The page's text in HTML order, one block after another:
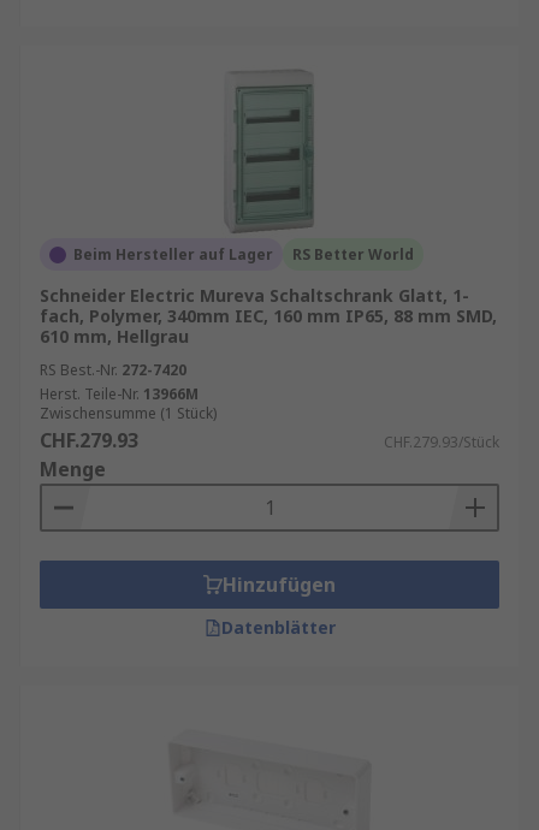
Beim Hersteller auf Lager RS Better World
Schneider Electric Mureva Schaltschrank Glatt, 1-
fach, Polymer, 340mm IEC, 160 mm IP65, 88 mm SMD,
610 mm, Hellgrau
RS Best.-Nr. 272-7420
Herst. Teile-Nr. 13966M
Zwischensumme (1 Stück)
CHF.279.93 CHF.279.93/Stück
Menge
Hinzufügen
Datenblätter